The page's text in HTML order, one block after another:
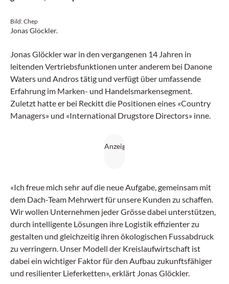
Bild: Chep
Jonas Glöckler.
Jonas Glöckler war in den vergangenen 14 Jahren in
leitenden Vertriebsfunktionen unter anderem bei Danone
Waters und Andros tätig und verfügt über umfassende
Erfahrung im Marken- und Handelsmarkensegment.
Zuletzt hatte er bei Reckitt die Positionen eines «Country
Managers» und «International Drugstore Directors» inne.
«Ich freue mich sehr auf die neue Aufgabe, gemeinsam mit
dem Dach-Team Mehrwert für unsere Kunden zu schaffen.
Wir wollen Unternehmen jeder Grösse dabei unterstützen,
durch intelligente Lösungen ihre Logistik effizienter zu
gestalten und gleichzeitig ihren ökologischen Fussabdruck
zu verringern. Unser Modell der Kreislaufwirtschaft ist
dabei ein wichtiger Faktor für den Aufbau zukunftsfähiger
und resilienter Lieferketten», erklärt Jonas Glöckler.